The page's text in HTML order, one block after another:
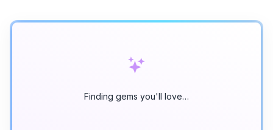
Finding gems you'll love…